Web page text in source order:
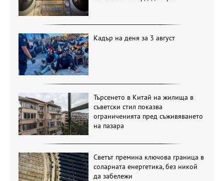
Кадър на деня за 3 август
Търсенето в Китай на жилища в
съветски стил показва
ограниченията пред съживяването
на пазара
Светът премина ключова граница в
соларната енергетика, без никой
да забележи